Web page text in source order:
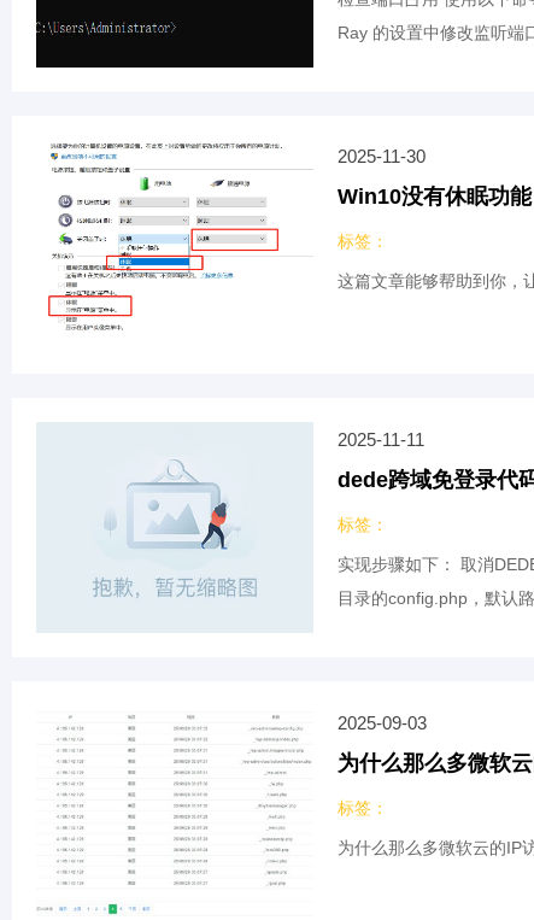
Ray 的设置中修改监听端
2025-11-30
Win10没有休眠功
标签：
这篇文章能够帮助到你，
2025-11-11
dede跨域免登录代
标签：
实现步骤如下： 取消
目录的config.php，默认
2025-09-03
为什么那么多微软
标签：
为什么那么多微软云的IP